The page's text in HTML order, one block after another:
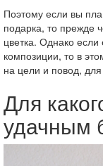
Поэтому если вы
подарка, то прежде
цветка. Однако если
композиции, то в
на цели и повод, для
Для
удачным